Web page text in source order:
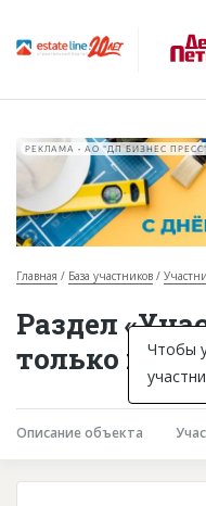
Горячие объекты
База строящихся
Инвестпроекты
Глоссарий
РЕКЛАМА • АО "ДП БИЗНЕС
Главная База участников
Раздел
только
Описание объекта
Чтобы